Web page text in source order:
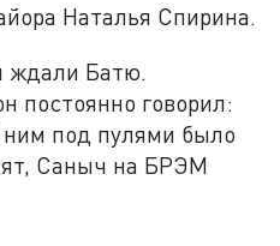
Наталья Спирина.
ждали Батю.
постоянно говорил:
под пулями было
Саныч на БРЭМ